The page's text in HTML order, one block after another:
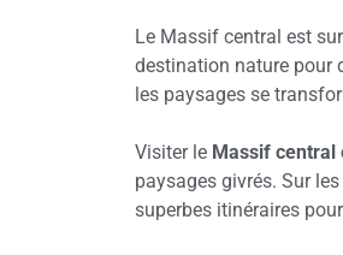
Le Massif central est
destination nature pour
les paysages se
Visiter le Massif central
paysages givrés. Sur
superbes itinéraires